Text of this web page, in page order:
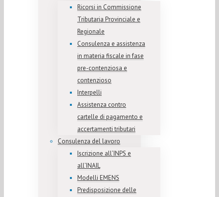
Ricorsi in Commissione
Tributaria Provinciale e
Regionale
Consulenza e assistenza
in materia fiscale in fase
pre-contenziosa e
contenzioso
Interpelli
Assistenza contro
cartelle di pagamento e
accertamenti tributari
Consulenza del lavoro
Iscrizione all’INPS e
all’INAIL
Modelli EMENS
Predisposizione delle